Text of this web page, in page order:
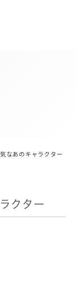
なあのキャラクター
クター